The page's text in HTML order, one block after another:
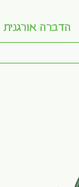
הדברה אורגנית